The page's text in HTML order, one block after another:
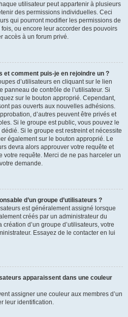
utilisateur peut appartenir à plusieurs
des permissions individuelles. Ceci
qui pourront modifier les permissions de
ou encore leur accorder des pouvoirs
accès à un forum privé.
et comment puis-je en rejoindre un ?
d’utilisateurs en cliquant sur le lien
panneau de contrôle de l’utilisateur. Si
sur le bouton approprié. Cependant,
pas ouverts aux nouvelles adhésions.
d’autres peuvent être privés et
Si le groupe est public, vous pouvez le
Si le groupe est restreint et nécessite
également sur le bouton approprié. Le
devra alors approuver votre requête et
votre requête. Merci de ne pas harceler un
demande.
d’un groupe d’utilisateurs ?
est généralement assigné lorsque
créés par un administrateur du
d’un groupe d’utilisateurs, votre
Essayez de le contacter en lui
apparaissent dans une couleur
assigner une couleur aux membres d’un
leur identification.